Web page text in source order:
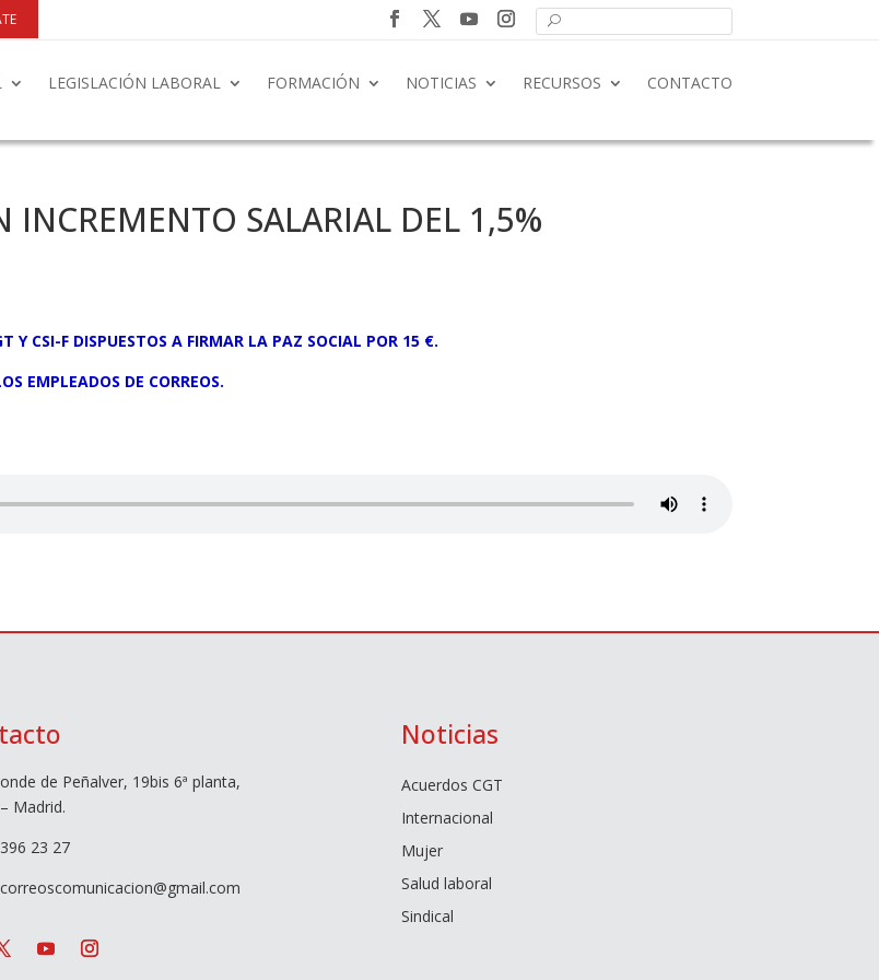
LEGISLACIÓN LABORAL FORMACIÓN NOTICIAS RECURSOS CONTACTO
INCREMENTO SALARIAL DEL 1,5%
Y CSI-F DISPUESTOS A FIRMAR LA PAZ SOCIAL POR 15 €.
EMPLEADOS DE CORREOS.
de Peñalver, 19bis 6ª planta,
Madrid.
23 27
Noticias
Acuerdos CGT
Internacional
Mujer
Salud laboral
Sindical